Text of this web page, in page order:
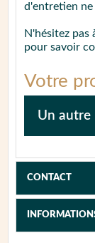
d'entretien ne
N'hésitez
pour savoir
Votre
Un
Afin de
temps, à
notice afin
CONTACT